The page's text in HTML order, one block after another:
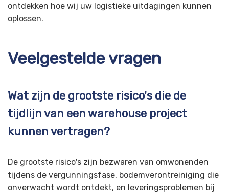
ontdekken hoe wij uw logistieke uitdagingen kunnen
oplossen.
Veelgestelde vragen
Wat zijn de grootste risico's die de
tijdlijn van een warehouse project
kunnen vertragen?
De grootste risico's zijn bezwaren van omwonenden
tijdens de vergunningsfase, bodemverontreiniging die
onverwacht wordt ontdekt, en leveringsproblemen bij